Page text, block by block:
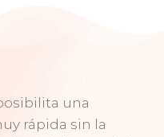
una
rápida sin la